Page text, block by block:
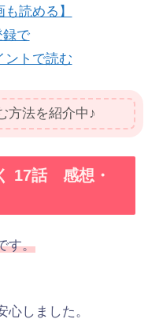
読める】
録で
ントで読む
方法を紹介中♪
17話 感想・
す。
しました。